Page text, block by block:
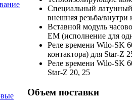
Специальный латунный
внешняя резьба/
Вставной модуль
EM (исполнение для
Реле времени Wilo-SK
контактора) для Star-Z
Реле времени Wilo-SK
Star-Z 20, 25
Объем поставки